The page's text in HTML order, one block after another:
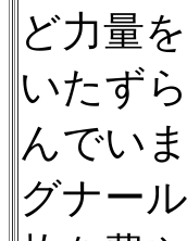
ど力量
いたず
んでい
グナー